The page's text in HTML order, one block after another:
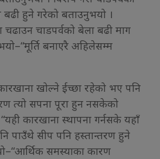
बढी हुने गरेको बताउनुभयो ।
चढाउन चाडपर्वको बेला बढी माग
बनाएरै अहिलेसम्म
खोल्ने ईच्छा रहेको भए पनि
त्यो सपना पूरा हुन नसकेको
कारखाना स्थापना गर्नसके यहाँ
पाउँथे सीप पनि हस्तान्तरण हुने
समस्याका कारण